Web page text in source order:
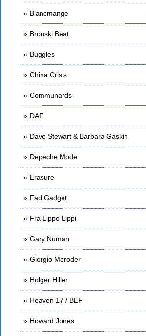
Blancmange
Bronski Beat
Buggles
China Crisis
Communards
DAF
Dave Stewart & Barbara Gaskin
Depeche Mode
Erasure
Fad Gadget
Fra Lippo Lippi
Gary Numan
Giorgio Moroder
Holger Hiller
Heaven 17 / BEF
Howard Jones